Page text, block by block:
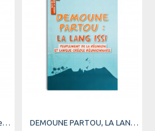
Grand livre d'or de la poésie réunionnaise d'expression française DEMOUNE PARTOU, LA LANG ISSI